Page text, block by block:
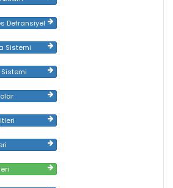
Defransiyel
Sistemi